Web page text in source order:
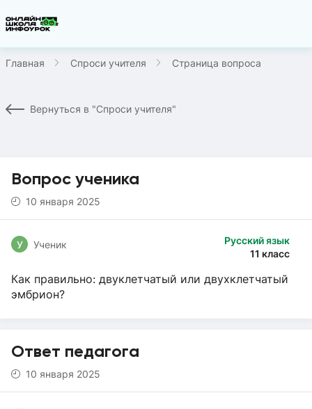
Главная Спроси учителя Страница вопроса
Вернуться в "Спроси учителя"
Вопрос ученика
10 января 2025
Русский язык
11 класс
У Ученик
Как правильно: двуклетчатый или двухклетчатый
эмбрион?
Ответ педагога
10 января 2025